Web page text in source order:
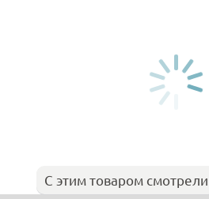
С этим товаром смотрели